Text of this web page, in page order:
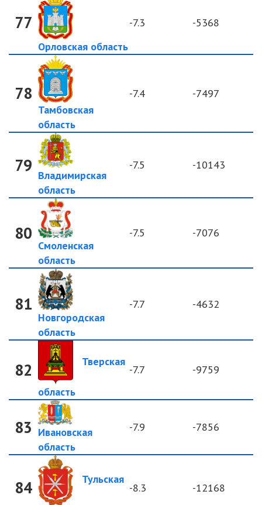
77
Орловская область
-7.3 -5368
78
Тамбовская
область
-7.4 -7497
79
Владимирская
область
-7.5 -10143
80
Смоленская
область
-7.5 -7076
81
Новгородская
область
-7.7 -4632
82 Тверская
область
-7.7 -9759
83 Ивановская
область
-7.9 -7856
84 Тульская
-8.3 -12168